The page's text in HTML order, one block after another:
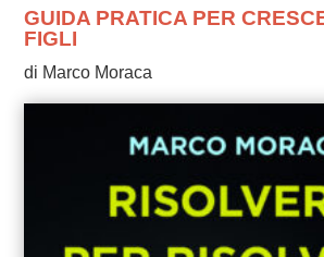
GUIDA PRATICA PER
FIGLI
di Marco Moraca